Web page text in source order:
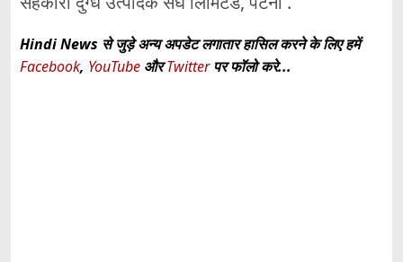
Hindi News से जुड़े अन्य अपडेट लगातार हासिल करने के लिए हमें
Facebook, YouTube औरTwitterपर फॉलो करे...